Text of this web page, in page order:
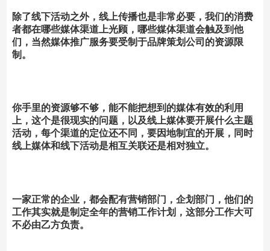
除了线下活动之外，线上传播也是非常必要，我们的消费
者都在哪些媒体渠道上光顾，哪些媒体渠道会触及到他
们，当然媒体推广服务要受制于品牌策划公司的资源限
制。
你手里的资源够不够，能不能把想到的媒体有效的利用
上，这个是很现实的问题，以及线上媒体要开展什么主题
活动，每个渠道的定位还不同，要因地制宜的开展，同时
线上媒体和线下活动是相互关联还是相对独立。
一家正常的企业，都会配有营销部门，企划部门，他们的
工作其实就是制定全年的营销工作计划，这部分工作大可
不必由乙方负责。